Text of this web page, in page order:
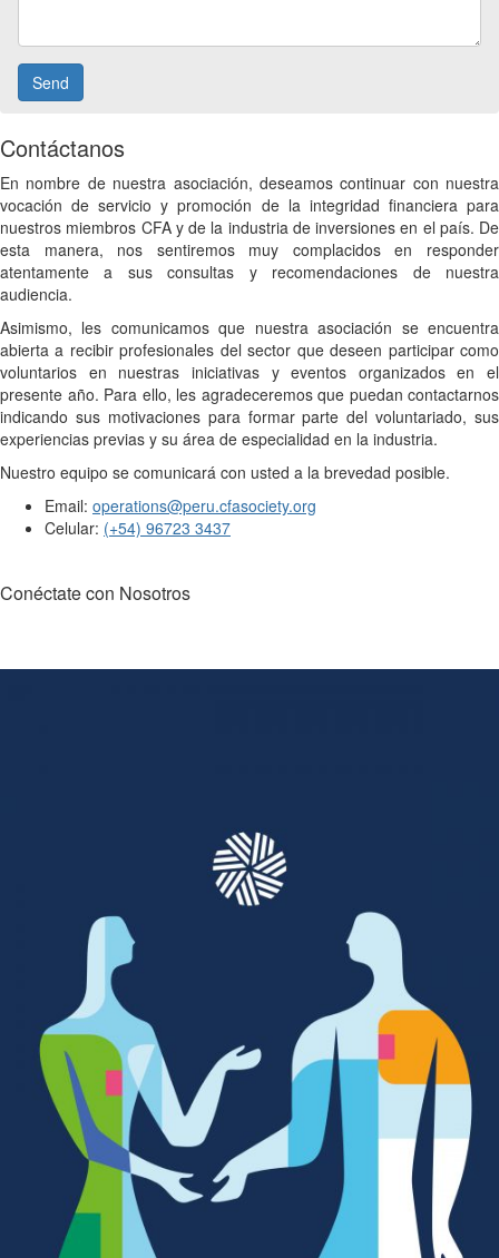
Contáctanos
En nombre de nuestra asociación, deseamos continuar con nuestra
vocación de servicio y promoción de la integridad financiera para
nuestros miembros CFA y de la industria de inversiones en el país. De
esta manera, nos sentiremos muy complacidos en responder
atentamente a sus consultas y recomendaciones de nuestra
audiencia.
Asimismo, les comunicamos que nuestra asociación se encuentra
abierta a recibir profesionales del sector que deseen participar como
voluntarios en nuestras iniciativas y eventos organizados en el
presente año. Para ello, les agradeceremos que puedan contactarnos
indicando sus motivaciones para formar parte del voluntariado, sus
experiencias previas y su área de especialidad en la industria.
Nuestro equipo se comunicará con usted a la brevedad posible.
Email: operations@peru.cfasociety.org
Celular: (+54) 96723 3437
Conéctate con Nosotros